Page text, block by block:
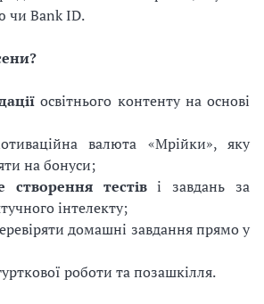
чи Bank ID.
освітнього контенту на основі
валюта «Мрійки», яку
на бонуси;
створення тестіві завдань за
інтелекту;
домашні завдання прямо у
роботи та позашкілля.